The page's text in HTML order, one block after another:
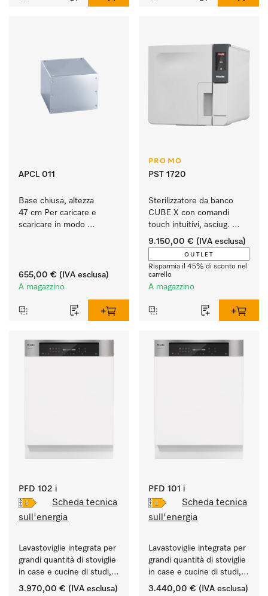
APCL 011
Base chiusa, altezza
47 cm Per caricare e
scaricare in modo
655,00 € (IVA esclusa)
A magazzino
PROMO
PST 1720
Sterilizzatore da banco
CUBE X con comandi
touch intuitivi, asciug.
EcoDry e capacità di
4,5 kg di strumenti.
9.150,00 € (IVA esclusa)
OUTLET
Risparmia il 45% di sconto nel
carrello
A magazzino
PFD 102 i
Scheda tecnica
sull'energia
Lavastoviglie integrata per
grandi quantità di stoviglie
in case e cucine di studi,
circoli, uffici.
3.970,00 € (IVA esclusa)
PFD 101 i
Scheda tecnica
sull'energia
Lavastoviglie integrata per
grandi quantità di stoviglie
in case e cucine di studi,
circoli, uffici.
3.440,00 € (IVA esclusa)